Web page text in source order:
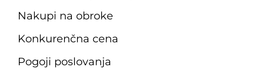
Nakupi na obroke
Konkurenčna cena
Pogoji poslovanja